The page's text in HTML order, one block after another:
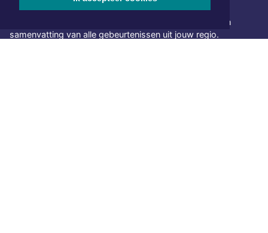
Schrijf je in voor onze nieuwsbrief en krijg wekelijks een
samenvatting van alle gebeurtenissen uit jouw regio.